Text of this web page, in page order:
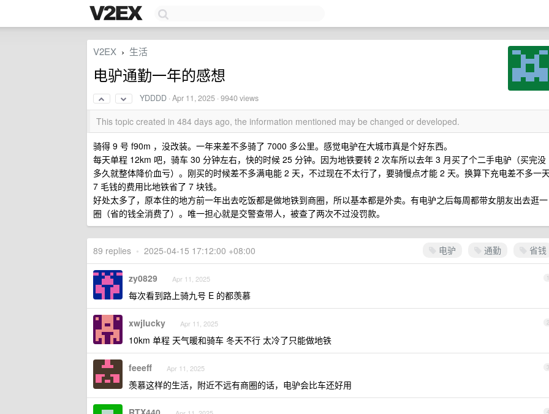
V2EX › 生活
电驴通勤一年的感想
YDDDD ·Apr 11, 2025 · 9940 views
This topic created in 484 days ago, the information mentioned may be changed or developed.
骑得 9 号 f90m ，没改装。一年来差不多骑了 7000 多公里。感觉电驴在大城市真是个好东西。
每天单程 12km 吧，骑车 30 分钟左右，快的时候 25 分钟。因为地铁要转 2 次车所以去年 3 月买了个二手电驴（买完没
多久就整体降价血亏）。刚买的时候差不多满电能 2 天，不过现在不太行了，要骑慢点才能 2 天。换算下充电差不多一
7 毛钱的费用比地铁省了 7 块钱。
好处太多了，原本住的地方前一年出去吃饭都是做地铁到商圈，所以基本都是外卖。有电驴之后每周都带女朋友出去逛一
圈（省的钱全消费了）。唯一担心就是交警查带人，被查了两次不过没罚款。
电驴 通勤 省钱
89 replies • 2025-04-15 17:12:00 +08:00
1
zy0829 Apr 11, 2025
每次看到路上骑九号 E 的都羡慕
2
xwjlucky Apr 11, 2025
10km 单程 天气暖和骑车 冬天不行 太冷了只能做地铁
3
feeeff Apr 11, 2025
羡慕这样的生活，附近不远有商圈的话，电驴会比车还好用
4